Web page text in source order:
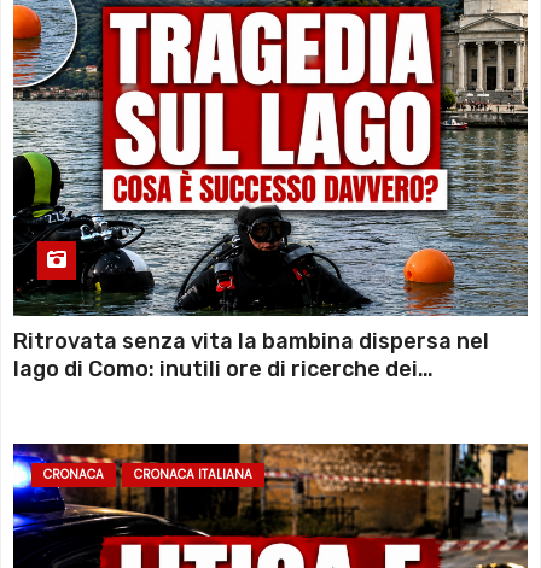
Ritrovata senza vita la bambina dispersa nel
lago di Como: inutili ore di ricerche dei
CRONACA CRONACA ITALIANA